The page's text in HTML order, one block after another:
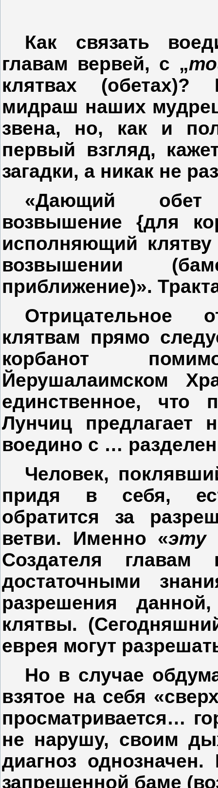
Как связать
главам вервей, с „
клятвах (обетах)?
мидраш наших
звена, но, как и
первый взгляд,
загадки, а никак не
«Дающий обет
возвышение {для
исполняющий
возвышении
приближение)».
Отрицательное
клятвам прямо
корбанот
Йерушалаимском
единственное,
Лунчиц предлагает
воедино с …
Человек,
придя в себя,
обратится за
ветви. Именно «эту
Создателя главам
достаточными
разрешения
клятвы.
еврея могут
Но в случае
взятое на себя
просматривается…
не нарушу, своим
диагноз
запрещенной баме